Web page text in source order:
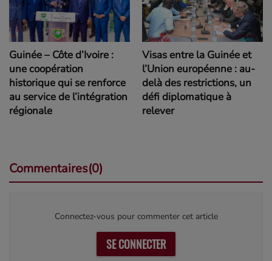
Guinée – Côte d’Ivoire :
une coopération
historique qui se renforce
au service de l’intégration
régionale
Visas entre la Guinée et
l’Union européenne : au-
delà des restrictions, un
défi diplomatique à
relever
Commentaires(0)
Connectez-vous pour commenter cet article
SE CONNECTER